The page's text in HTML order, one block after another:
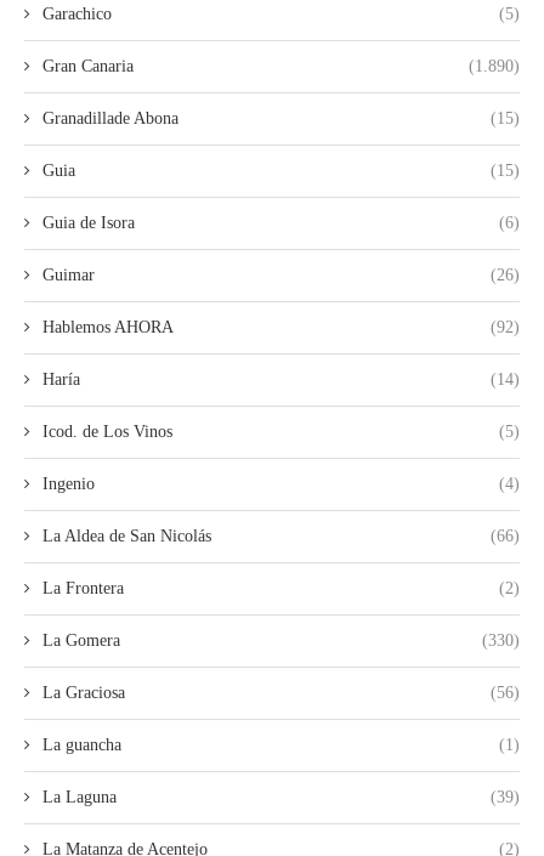
Garachico (5)
Gran Canaria (1.890)
Granadillade Abona (15)
Guia (15)
Guia de Isora (6)
Guimar (26)
Hablemos AHORA (92)
Haría (14)
Icod. de Los Vinos (5)
Ingenio (4)
La Aldea de San Nicolás (66)
La Frontera (2)
La Gomera (330)
La Graciosa (56)
La guancha (1)
La Laguna (39)
La Matanza de Acentejo (2)